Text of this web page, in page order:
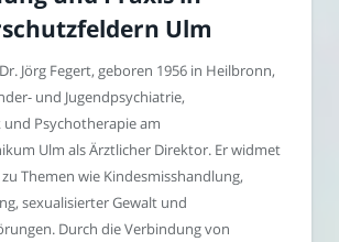
Ulm
Jörg Fegert, geboren 1956 in Heilbronn,
und Jugendpsychiatrie,
Psychotherapie am
Ulm als Ärztlicher Direktor. Er widmet
Themen wie Kindesmisshandlung,
sexualisierter Gewalt und
Durch die Verbindung von